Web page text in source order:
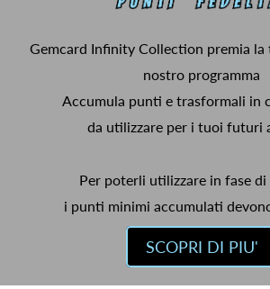
Gemcard Infinity Collection premia la
nostro programma
Accumula punti e trasformali in
da utilizzare per i tuoi futuri
Per poterli utilizzare in fase
i punti minimi accumulati
SCOPRI DI PIU'